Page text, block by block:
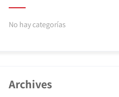
No hay categorías
Archives